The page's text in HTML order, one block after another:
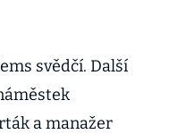
svědčí. Další
a manažer